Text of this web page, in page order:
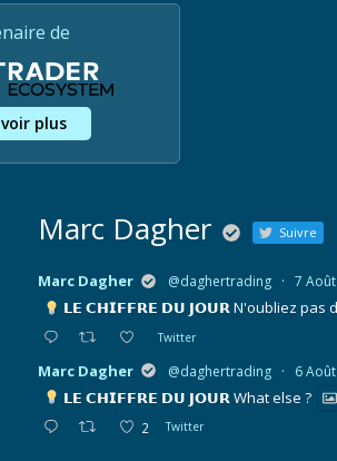
de
plus
Marc Dagher Suivre
Marc Dagher @daghertrading · 7 Août
𝗟𝗘 𝗖𝗛𝗜𝗙𝗙𝗥𝗘 𝗗𝗨 𝗝𝗢𝗨𝗥N'oubliez pas
Twitter
Marc Dagher @daghertrading · 6 Août
𝗟𝗘 𝗖𝗛𝗜𝗙𝗙𝗥𝗘 𝗗𝗨 𝗝𝗢𝗨𝗥What else ?
2 Twitter